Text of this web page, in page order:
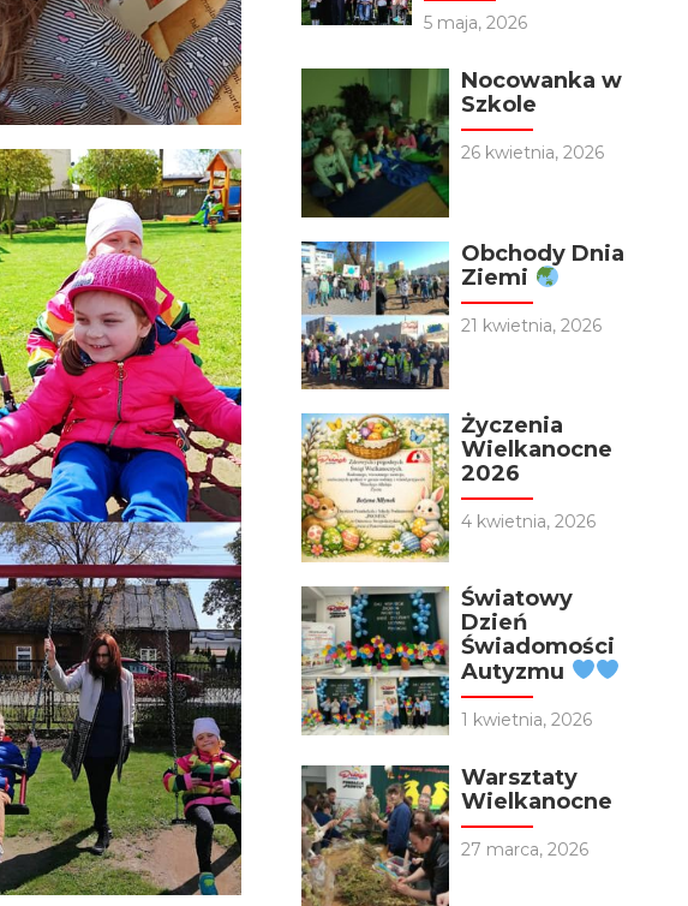
5 maja, 2026
Nocowanka w
Szkole
26 kwietnia, 2026
Obchody Dnia
Ziemi
21 kwietnia, 2026
Życzenia
Wielkanocne
2026
4 kwietnia, 2026
Światowy
Dzień
Świadomości
Autyzmu
1 kwietnia, 2026
Warsztaty
Wielkanocne
27 marca, 2026